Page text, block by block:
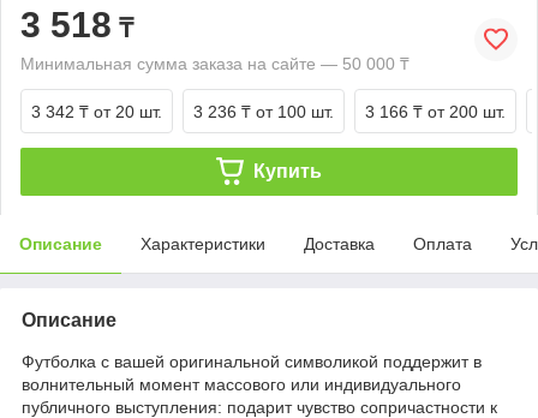
3 518 ₸
Минимальная сумма заказа на сайте — 50 000 ₸
3 342 ₸ от 20 шт. 3 236 ₸ от 100 шт. 3 166 ₸ от 200 шт.
Купить
Описание Характеристики Доставка Оплата
Описание
Футболка с вашей оригинальной символикой поддержит в
волнительный момент массового или индивидуального
публичного выступления: подарит чувство сопричастности к